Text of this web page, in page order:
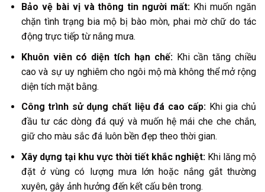
Bảo vệ bài vị và thông tin người mất: Khi muốn ngăn
chặn tình trạng bia mộ bị bào mòn, phai mờ chữ do tác
động trực tiếp từ nắng mưa.
Khuôn viên có diện tích hạn chế:Khi cần tăng chiều
cao và sự uy nghiêm cho ngôi mộ mà không thể mở rộng
diện tích mặt bằng.
Công trình sử dụng chất liệu đá cao cấp: Khi gia chủ
đầu tư các dòng đá quý và muốn hệ mái che che chắn,
giữ cho màu sắc đá luôn bền đẹp theo thời gian.
Xây dựng tại khu vực thời tiết khắc nghiệt:Khi lăng mộ
đặt ở vùng có lượng mưa lớn hoặc nắng gắt thường
xuyên, gây ảnh hưởng đến kết cấu bên trong.